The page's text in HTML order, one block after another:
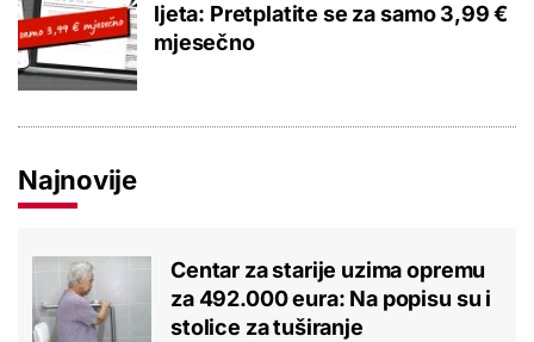
ljeta: Pretplatite se za samo 3,99 €
mjesečno
Najnovije
Centar za starije uzima opremu
za 492.000 eura: Na popisu su i
stolice za tuširanje